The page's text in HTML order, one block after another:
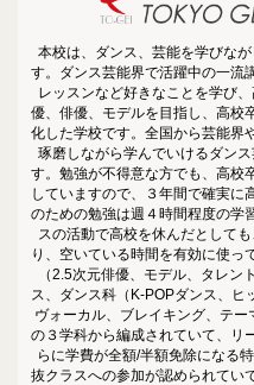
本校は、ダンス、芸能を学びな
す。ダンス芸能界で活躍中の一流
レッスンなど好きなことを学び
優、俳優、モデルを目指し、高校
化した学校です。全国から芸能界
琢磨しながら学んでいけるダン
す。勉強が不得意な方でも、高校
していますので、３年間で確実に
のための勉強は週４時間程度の学
スの活動で高校を休んだとして
り、空いている時間を有効に使っ
（2.5次元俳優、モデル、タレ
ス、ダンス科（K-POPダンス、ヒ
ヴォーカル、ブレイキング、テ
の３学科から編成されていて、リ
らに学費が全額/半額免除になる
抜クラスへの参加が認められてい